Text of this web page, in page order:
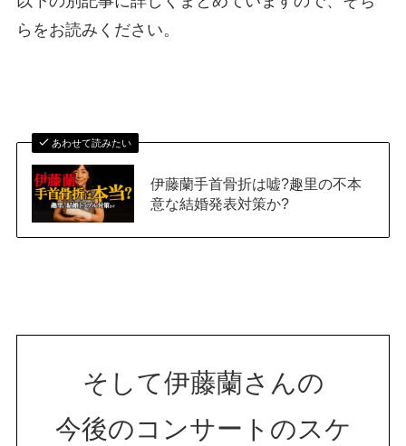
らをお読みください。
あわせて読みたい
伊藤蘭手首骨折は嘘?趣里の不本
意な結婚発表対策か?
そして伊藤蘭さんの
今後のコンサートのスケ